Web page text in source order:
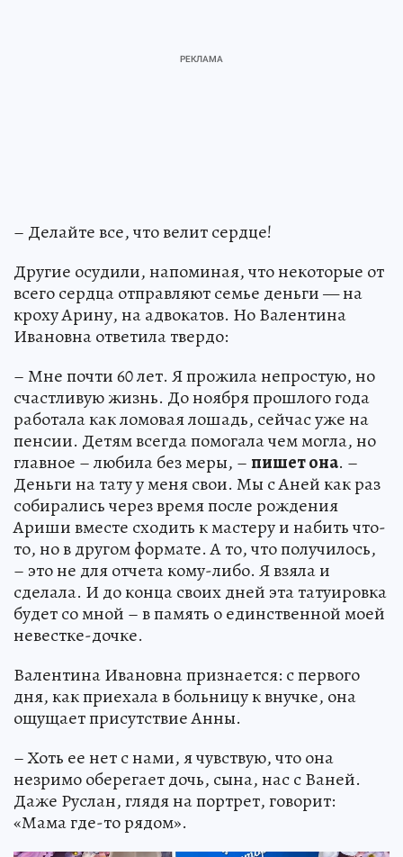
– Делайте все, что велит сердце!
Другие осудили, напоминая, что некоторые от
всего сердца отправляют семье деньги — на
кроху Арину, на адвокатов. Но Валентина
Ивановна ответила твердо:
– Мне почти 60 лет. Я прожила непростую, но
счастливую жизнь. До ноября прошлого года
работала как ломовая лошадь, сейчас уже на
пенсии. Детям всегда помогала чем могла, но
главное – любила без меры, –пишет она. –
Деньги на тату у меня свои. Мы с Аней как раз
собирались через время после рождения
Ариши вместе сходить к мастеру и набить что-
то, но в другом формате. А то, что получилось,
– это не для отчета кому-либо. Я взяла и
сделала. И до конца своих дней эта татуировка
будет со мной – в память о единственной моей
невестке-дочке.
Валентина Ивановна признается: с первого
дня, как приехала в больницу к внучке, она
ощущает присутствие Анны.
– Хоть ее нет с нами, я чувствую, что она
незримо оберегает дочь, сына, нас с Ваней.
Даже Руслан, глядя на портрет, говорит:
«Мама где-то рядом».